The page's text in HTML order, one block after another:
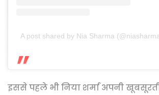
A post shared by Nia Sharma
इससे पहले भी निया शर्मा अपनी